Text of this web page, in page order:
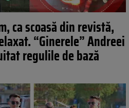
ca scoasă din revistă,
“Ginerele” Andreei
regulile de bază